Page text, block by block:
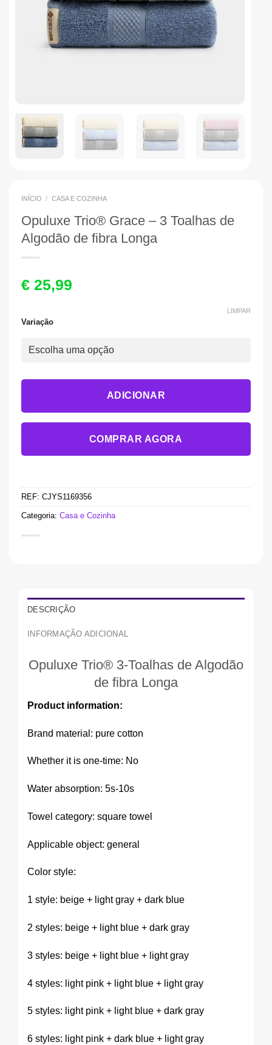
INÍCIO / CASA E COZINHA
Opuluxe Trio® Grace – 3 Toalhas de
Algodão de fibra Longa
€25,99
Variação
LIMPAR
ADICIONAR
COMPRAR AGORA
REF: CJYS1169356
Categoria: Casa e Cozinha
DESCRIÇÃO
INFORMAÇÃO ADICIONAL
Opuluxe Trio® 3-Toalhas de Algodão
de fibra Longa
Product information:
Brand material: pure cotton
Whether it is one-time: No
Water absorption: 5s-10s
Towel category: square towel
Applicable object: general
Color style:
1 style: beige + light gray + dark blue
2 styles: beige + light blue + dark gray
3 styles: beige + light blue + light gray
4 styles: light pink + light blue + light gray
5 styles: light pink + light blue + dark gray
6 styles: light pink + dark blue + light gray